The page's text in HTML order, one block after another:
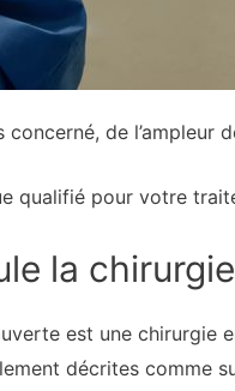
de
qualifié pour votre
la
est une chirurgie
décrites comme